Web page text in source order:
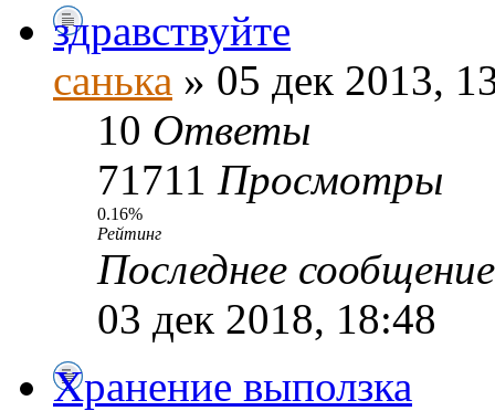
здравствуйте
санька » 05 дек 2013,
10 Ответы
71711 Просмотры
0.16%
Рейтинг
Последнее
03 дек 2018, 18:48
Хранение выползка